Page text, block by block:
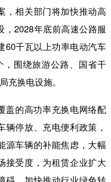
，相关部门将加快推动高
2028年底前高速公路服
60千瓦以上功率电动汽车
围绕旅游公路、国省干
充换电设施。
的高功率充换电网络配
停放、充电便利政策，
源车辆的补能焦虑，大幅
接受度，为租赁企业扩大